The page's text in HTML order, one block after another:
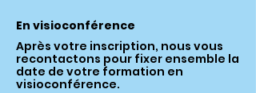
En visioconférence
Après votre inscription, nous vous
recontactons pour fixer ensemble la
date de votre formation en
visioconférence.